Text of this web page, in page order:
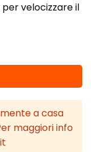
per velocizzare il
Black Diamond
a casa
maggiori info